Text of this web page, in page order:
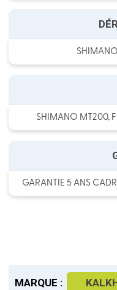
SHIMANO MT200,
GARANTIE 5 ANS
MARQUE :